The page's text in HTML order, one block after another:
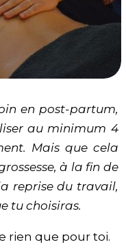
en post-partum,
au minimum 4
Mais que cela
à la fin de
reprise du travail,
tu choisiras.
rien que pour toi.